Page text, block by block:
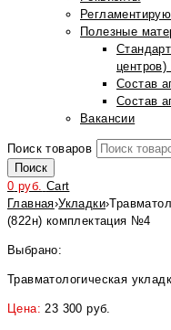
Полезные
центров)
Состав
Состав
Вакансии
Поиск товаров
Поиск
0 руб. Cart
Главная›Укладки›
(822н) комплектация №4
Выбрано:
Травматологическая
Цена:23 300 руб.